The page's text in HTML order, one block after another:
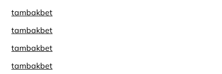
tambakbet
tambakbet
tambakbet
tambakbet